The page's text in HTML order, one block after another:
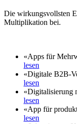
Die wirkungsvollsten
Multiplikation bei.
«Apps für
lesen
«Digitale B2B-
lesen
«Digitalisierung
lesen
«App für
lesen